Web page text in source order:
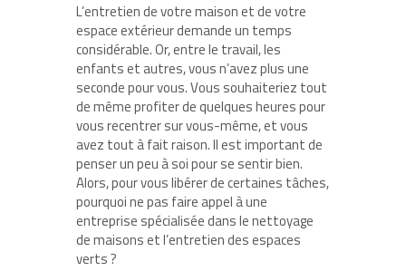
L’entretien de votre maison et de votre
espace extérieur demande un temps
considérable. Or, entre le travail, les
enfants et autres, vous n’avez plus une
seconde pour vous. Vous souhaiteriez tout
de même profiter de quelques heures pour
vous recentrer sur vous-même, et vous
avez tout à fait raison. Il est important de
penser un peu à soi pour se sentir bien.
Alors, pour vous libérer de certaines tâches,
pourquoi ne pas faire appel à une
entreprise spécialisée dans le nettoyage
de maisons et l’entretien des espaces
verts ?